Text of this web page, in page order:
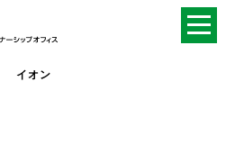
イオン